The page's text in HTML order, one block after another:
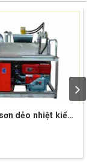
dẻo nhiệt kiểu